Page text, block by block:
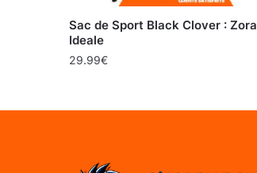
Sac de Sport Black Clover : Zora
Ideale
29.99€